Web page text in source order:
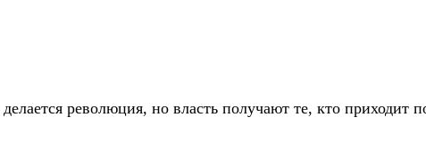
революция, но власть получают те, кто приходит